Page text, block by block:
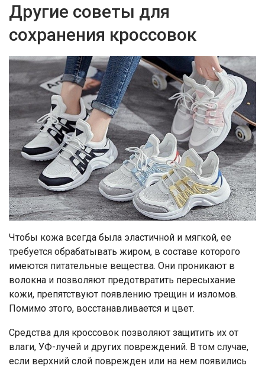
Другие советы для
сохранения кроссовок
Чтобы кожа всегда была эластичной и мягкой, ее
требуется обрабатывать жиром, в составе которого
имеются питательные вещества. Они проникают в
волокна и позволяют предотвратить пересыхание
кожи, препятствуют появлению трещин и изломов.
Помимо этого, восстанавливается и цвет.
Средства для кроссовок позволяют защитить их от
влаги, УФ-лучей и других повреждений. В том случае,
если верхний слой поврежден или на нем появились